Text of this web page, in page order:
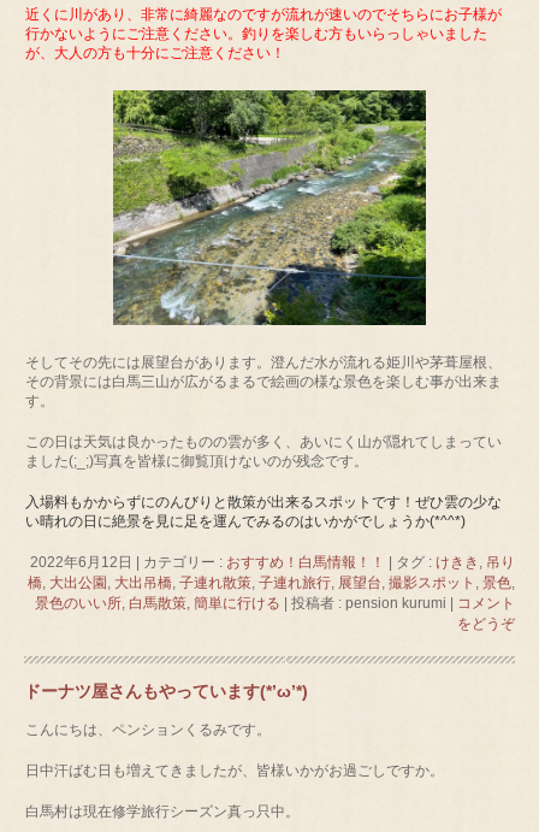
近くに川があり、非常に綺麗なのですが流れが速いのでそちらにお子様が
行かないようにご注意ください。釣りを楽しむ方もいらっしゃいました
が、大人の方も十分にご注意ください！
そしてその先には展望台があります。澄んだ水が流れる姫川や茅葺屋根、
その背景には白馬三山が広がるまるで絵画の様な景色を楽しむ事が出来ま
す。
この日は天気は良かったものの雲が多く、あいにく山が隠れてしまってい
ました(;_;)写真を皆様に御覧頂けないのが残念です。
入場料もかからずにのんびりと散策が出来るスポットです！ぜひ雲の少な
い晴れの日に絶景を見に足を運んでみるのはいかがでしょうか(*^^*)
2022年6月12日 カテゴリー : おすすめ！白馬情報！！ タグ : けきき , 吊り
橋, 大出公園 , 大出吊橋, 子連れ散策, 子連れ旅行, 展望台, 撮影スポット , 景色,
景色のいい所, 白馬散策, 簡単に行ける 投稿者 : pension kurumi
コメント
をどうぞ
ドーナツ屋さんもやっています(*’ω’*)
こんにちは、ペンションくるみです。
日中汗ばむ日も増えてきましたが、皆様いかがお過ごしですか。
白馬村は現在修学旅行シーズン真っ只中。